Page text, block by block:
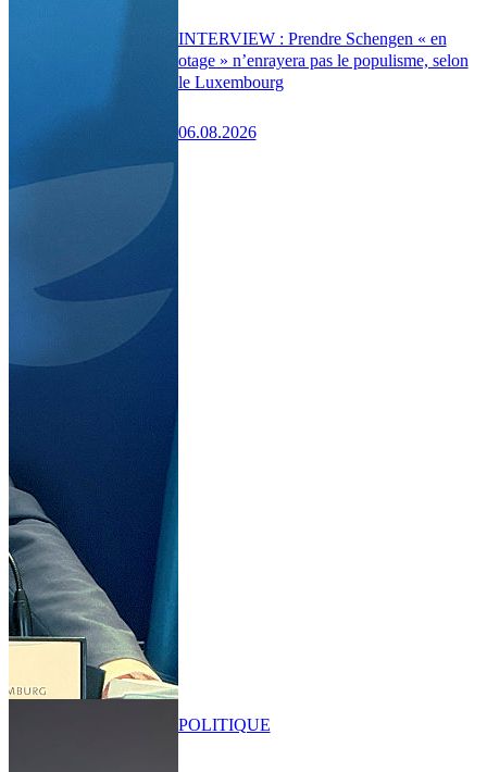
INTERVIEW : Prendre Schengen « en
otage » n’enrayera pas le populisme, selon
le Luxembourg
06.08.2026
POLITIQUE